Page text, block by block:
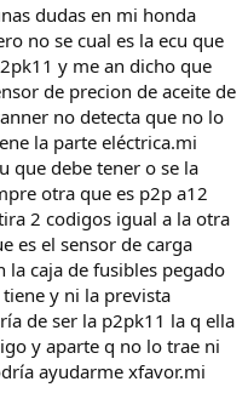
dudas en mi honda
no se cual es la ecu que
y me an dicho que
de precion de aceite de
no detecta que no lo
la parte eléctrica.mi
que debe tener o se la
otra que es p2p a12
2 codigos igual a la otra
es el sensor de carga
la caja de fusibles pegado
y ni la prevista
de ser la p2pk11 la q ella
y aparte q no lo trae ni
ayudarme xfavor.mi